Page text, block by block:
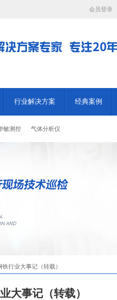
会员登录
行业解决方案 经典案例
敏测控 气体分析仪
铁行业大事记（转载）
大事记（转载）